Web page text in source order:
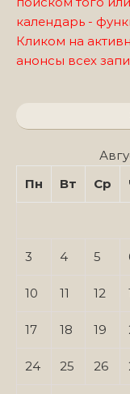
календарь -
Кликом на
анонсы всех
Пн
Вт Ср
3 4 5
10 11 12
17 18 19
24 25 26